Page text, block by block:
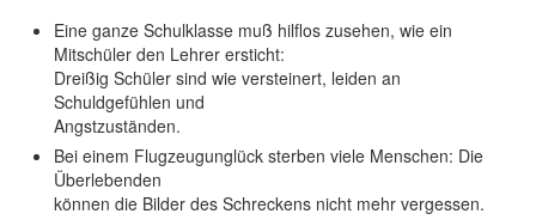
Eine ganze Schulklasse muß hilflos zusehen, wie ein
Mitschüler den Lehrer ersticht:
Dreißig Schüler sind wie versteinert, leiden an
Schuldgefühlen und
Angstzuständen.
Bei einem Flugzeugunglück sterben viele Menschen: Die
Überlebenden
können die Bilder des Schreckens nicht mehr vergessen.